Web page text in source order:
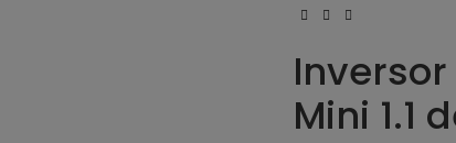
Mini 1.1